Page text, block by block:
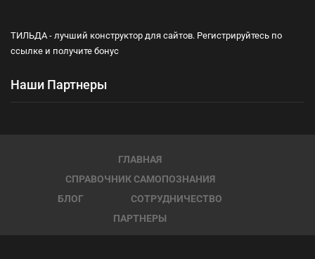
ТИЛЬДА - лучший конструктор для сайтов. Регистрируйтесь по
ссылке и получите бонус
Наши Партнеры
ГЛАВНАЯ
СПРАВОЧНИК САМОПОЗНАНИЯ
БЛОГ
СОТРУДНИЧЕСТВО
ПАРТНЕРЫ